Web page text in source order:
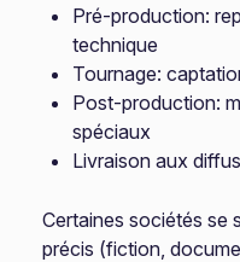
Pré-production:
technique
Tournage:
Post-production:
spéciaux
Livraison aux
Certaines sociétés se
précis (fiction,